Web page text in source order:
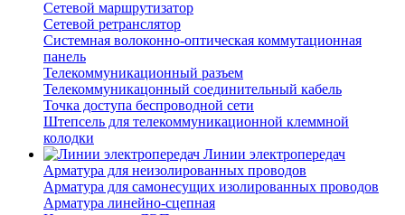
Сетевой маршрутизатор
Сетевой ретранслятор
Системная волоконно-оптическая коммутационная
панель
Телекоммуникационный разъем
Телекоммуникацонный соединительный кабель
Точка доступа беспроводной сети
Штепсель для телекоммуникационной клеммной
колодки
Линии электропередач
Арматура для неизолированных проводов
Арматура для самонесущих изолированных проводов
Арматура линейно-сцепная